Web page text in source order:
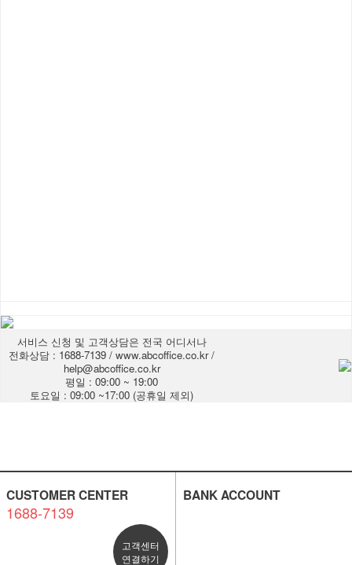
서비스 신청 및 고객상담은 전국 어디서나
전화상담 : 1688-7139 / www.abcoffice.co.kr /
help@abcoffice.co.kr
평일 : 09:00 ~ 19:00
토요일 : 09:00 ~17:00 (공휴일 제외)
CUSTOMER CENTER
1688-7139
고객센터
연결하기
BANK ACCOUNT